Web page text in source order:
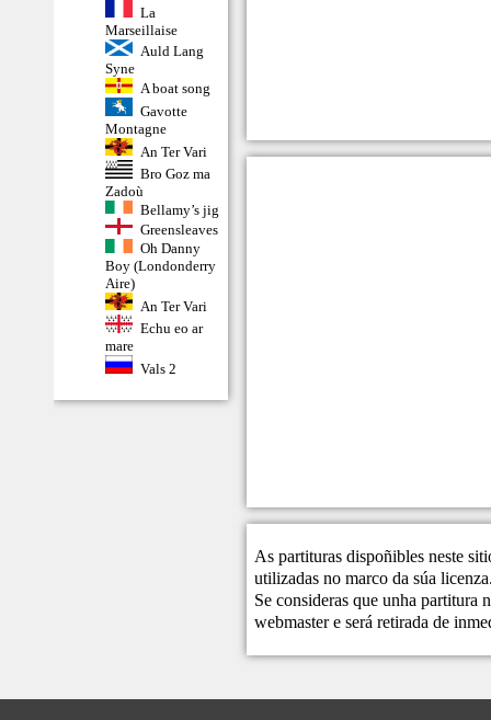
La
Marseillaise
Auld Lang
Syne
A boat song
Gavotte
Montagne
An Ter Vari
Bro Goz ma
Zadoù
Bellamy’s jig
Greensleaves
Oh Danny
Boy (Londonderry
Aire)
An Ter Vari
Echu eo ar
mare
Vals 2
As partituras dispoñibles neste
utilizadas no marco da súa
Se consideras que unha partitura
webmastere será retirada de